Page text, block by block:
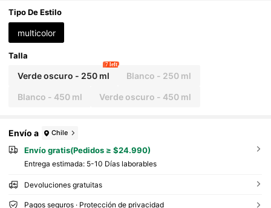
able. Adecuado para ducha, uso de champú, perfecto para vi
ajes, piscina, playa
Tipo De Estilo
multicolor
Talla
Verde oscuro - 250 ml
7 left
Blanco - 250 ml
Blanco - 450 ml Verde oscuro - 450 ml
Envío a Chile
Envío gratis(Pedidos ≥ $24.990)
Entrega estimada: 5-10 Días laborables
Devoluciones gratuitas
Pagos seguros · Protección de privacidad